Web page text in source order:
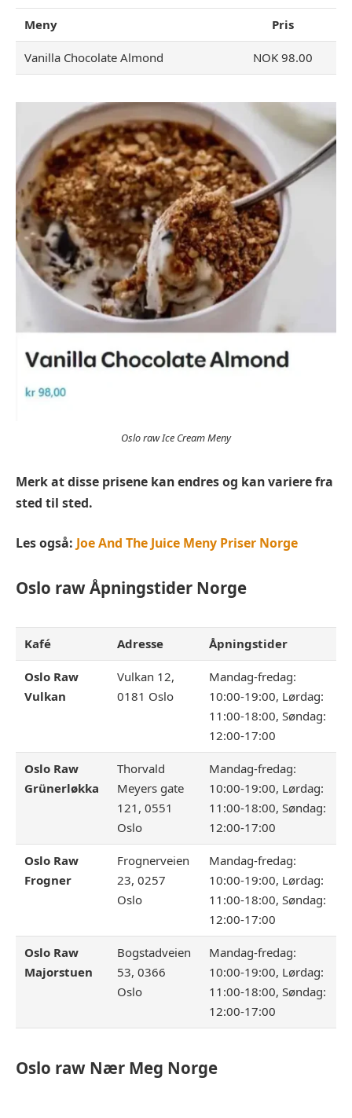
Meny Pris
Vanilla Chocolate Almond NOK 98.00
Oslo raw Ice Cream Meny
Merk at disse prisene kan endres og kan variere fra
sted til sted.
Les også: Joe And The Juice Meny Priser Norge
Oslo rawÅpningstider Norge
Kafé Adresse Åpningstider
Oslo Raw
Vulkan
Vulkan 12,
0181 Oslo
Mandag-fredag:
10:00-19:00, Lørdag:
11:00-18:00, Søndag:
12:00-17:00
Oslo Raw
Grünerløkka
Thorvald
Meyers gate
121, 0551
Oslo
Mandag-fredag:
10:00-19:00, Lørdag:
11:00-18:00, Søndag:
12:00-17:00
Oslo Raw
Frogner
Frognerveien
23, 0257
Oslo
Mandag-fredag:
10:00-19:00, Lørdag:
11:00-18:00, Søndag:
12:00-17:00
Oslo Raw
Majorstuen
Bogstadveien
53, 0366
Oslo
Mandag-fredag:
10:00-19:00, Lørdag:
11:00-18:00, Søndag:
12:00-17:00
Oslo raw Nær Meg Norge